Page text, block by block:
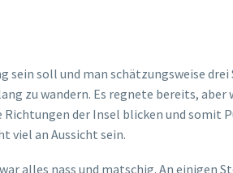
sein soll und man schätzungsweise drei
zu wandern. Es regnete bereits,
der Insel blicken und somit
viel an Aussicht sein.
alles nass und matschig. An einigen